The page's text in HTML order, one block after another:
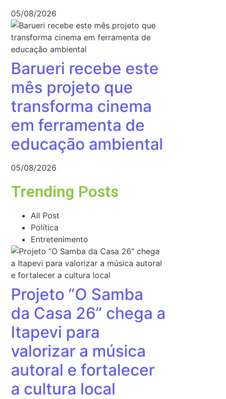
05/08/2026
Barueri recebe este
mês projeto que
transforma cinema
em ferramenta de
educação ambiental
05/08/2026
Trending Posts
All Post
Política
Entretenimento
Projeto “O Samba
da Casa 26” chega a
Itapevi para
valorizar a música
autoral e fortalecer
a cultura local